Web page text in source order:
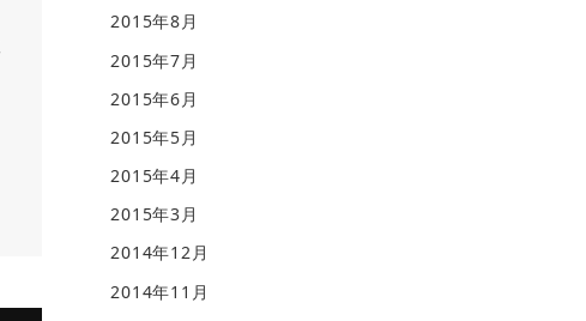
2015年8月
2015年7月
2015年6月
2015年5月
2015年4月
2015年3月
2014年12月
2014年11月